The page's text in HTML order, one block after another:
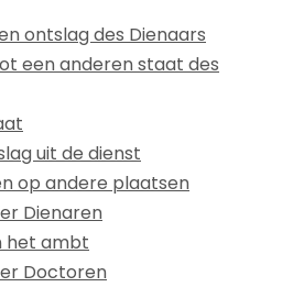
ontslag des Dienaars
een anderen staat des
uit de dienst
op andere plaatsen
Dienaren
het ambt
Doctoren